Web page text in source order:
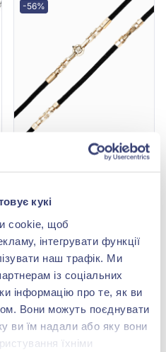
кукі
cookie, щоб
інтегрувати функції
наш трафік. Ми
із соціальних
інформацію про те, як ви
Вони можуть поєднувати
ви їм надали або яку вони
їхніми
-56%
Шнурок на шию з
червоного золота 585° з
цирконію, арт. Ш0036-
4в/д4Шн
160 176,72 грн
Купити
-50%